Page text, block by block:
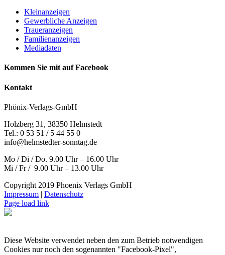
Kleinanzeigen
Gewerbliche Anzeigen
Traueranzeigen
Familienanzeigen
Mediadaten
Kommen Sie mit auf Facebook
Kontakt
Phönix-Verlags-GmbH
Holzberg 31, 38350 Helmstedt
Tel.: 0 53 51 / 5 44 55 0
info@helmstedter-sonntag.de
Mo / Di / Do. 9.00 Uhr – 16.00 Uhr
Mi / Fr / 9.00 Uhr – 13.00 Uhr
Copyright 2019 Phoenix Verlags GmbH
Impressum | Datenschutz
Page load link
Diese Website verwendet neben den zum Betrieb notwendigen
Cookies nur noch den sogenannten "Facebook-Pixel",